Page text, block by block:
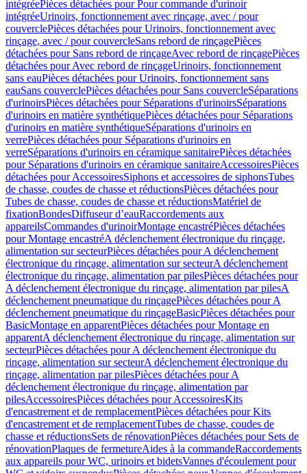
intégréePièces détachées pour Pour commande d'urinoir
intégréeUrinoirs, fonctionnement avec rinçage, avec / pour
couverclePièces détachées pour Urinoirs, fonctionnement avec
rinçage, avec / pour couvercleSans rebord de rinçagePièces
détachées pour Sans rebord de rinçageAvec rebord de rinçagePièces
détachées pour Avec rebord de rinçageUrinoirs, fonctionnement
sans eauPièces détachées pour Urinoirs, fonctionnement sans
eauSans couverclePièces détachées pour Sans couvercleSéparations
d'urinoirsPièces détachées pour Séparations d'urinoirsSéparations
d'urinoirs en matière synthétiquePièces détachées pour Séparations
d'urinoirs en matière synthétiqueSéparations d'urinoirs en
verrePièces détachées pour Séparations d'urinoirs en
verreSéparations d'urinoirs en céramique sanitairePièces détachées
pour Séparations d'urinoirs en céramique sanitaireAccessoiresPièces
détachées pour AccessoiresSiphons et accessoires de siphonsTubes
de chasse, coudes de chasse et réductionsPièces détachées pour
Tubes de chasse, coudes de chasse et réductionsMatériel de
fixationBondesDiffuseur d’eauRaccordements aux
appareilsCommandes d'urinoirMontage encastréPièces détachées
pour Montage encastréA déclenchement électronique du rinçage,
alimentation sur secteurPièces détachées pour A déclenchement
électronique du rinçage, alimentation sur secteurA déclenchement
électronique du rinçage, alimentation par pilesPièces détachées pour
A déclenchement électronique du rinçage, alimentation par pilesA
déclenchement pneumatique du rinçagePièces détachées pour A
déclenchement pneumatique du rinçageBasicPièces détachées pour
BasicMontage en apparentPièces détachées pour Montage en
apparentA déclenchement électronique du rinçage, alimentation sur
secteurPièces détachées pour A déclenchement électronique du
rinçage, alimentation sur secteurA déclenchement électronique du
rinçage, alimentation par pilesPièces détachées pour A
déclenchement électronique du rinçage, alimentation par
pilesAccessoiresPièces détachées pour AccessoiresKits
d'encastrement et de remplacementPièces détachées pour Kits
d'encastrement et de remplacementTubes de chasse, coudes de
chasse et réductionsSets de rénovationPièces détachées pour Sets de
rénovationPlaques de fermetureAides à la commandeRaccordements
aux appareils pour WC, urinoirs et bidetsVannes d'écoulement pour